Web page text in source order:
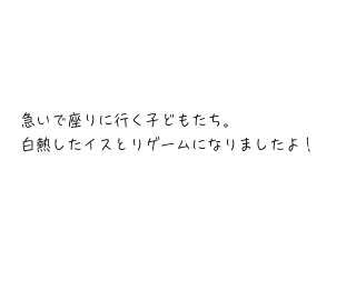
急いで座りに行く子どもたち。
白熱したイスとりゲームになりましたよ！